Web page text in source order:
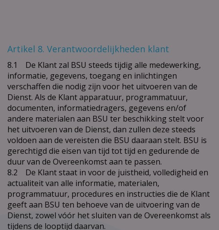
Artikel 8. Verantwoordelijkheden klant
8.1 De Klant zal BSU steeds tijdig alle medewerking,
informatie, gegevens, toegang en inlichtingen
verschaffen die nodig zijn voor het uitvoeren van de
Dienst. Als de Klant apparatuur, programmatuur,
documenten, informatiedragers, gegevens en/of
andere materialen aan BSU ter beschikking stelt voor
het uitvoeren van de Dienst, dan zullen deze steeds
voldoen aan de vereisten die BSU daaraan stelt. BSU is
gerechtigd die eisen van tijd tot tijd en gedurende de
duur van de Overeenkomst aan te passen.
8.2 De Klant staat in voor de juistheid, volledigheid en
actualiteit van alle informatie, materialen,
programmatuur, procedures en instructies die de Klant
geeft aan BSU ten behoeve van de uitvoering van de
Dienst, zowel vóór het sluiten van de Overeenkomst als
tijdens de looptijd daarvan.